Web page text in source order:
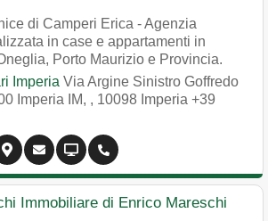
di Camperi Erica - Agenzia
in case e appartamenti in
Porto Maurizio e Provincia.
Imperia Via Argine Sinistro Goffredo
Imperia IM, , 10098 Imperia +39
Immobiliare di Enrico Mareschi